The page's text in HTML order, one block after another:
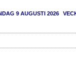
9 AUGUSTI 2026